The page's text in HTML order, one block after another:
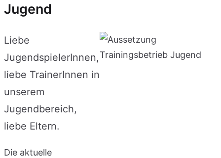
Jugend
Liebe
JugendspielerInnen,
liebe TrainerInnen in
unserem
Jugendbereich,
liebe Eltern.
Die aktuelle